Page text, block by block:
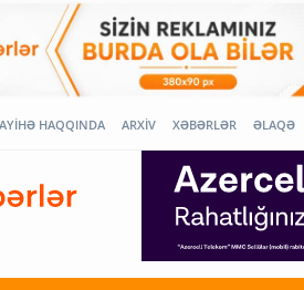
HAQQINDA ARXİV XƏBƏRLƏR ƏLAQƏ